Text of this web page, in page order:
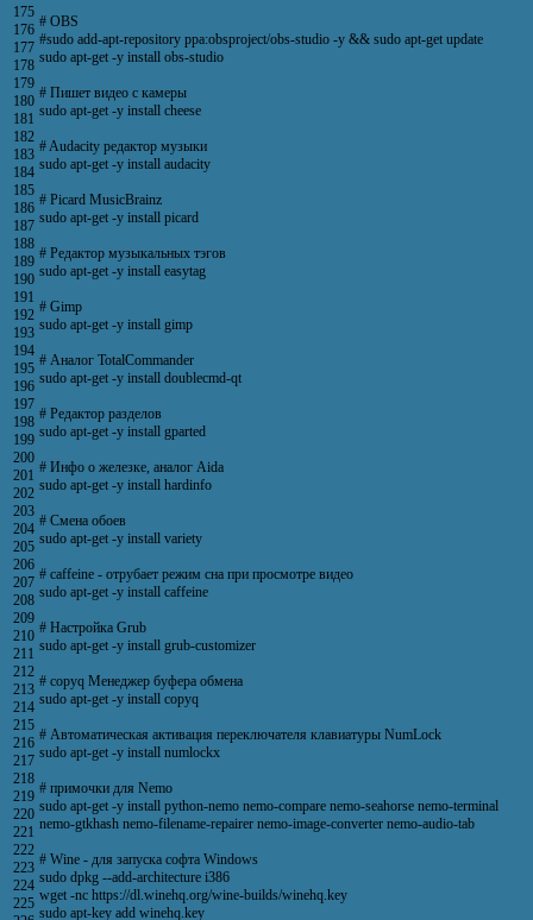
175
176
177
178
179
180
181
182
183
184
185
186
187
188
189
190
191
192
193
194
195
196
197
198
199
200
201
202
203
204
205
206
207
208
209
210
211
212
213
214
215
216
217
218
219
220
221
222
223
224
225
# OBS
#sudo add-apt-repository ppa:obsproject/obs-studio -y && sudo apt-get update
sudo apt-get -y install obs-studio
# Пишет видео с камеры
sudo apt-get -y install cheese
# Audacity редактор музыки
sudo apt-get -y install audacity
# Picard MusicBrainz
sudo apt-get -y install picard
# Редактор музыкальных тэгов
sudo apt-get -y install easytag
# Gimp
sudo apt-get -y install gimp
# Аналог TotalCommander
sudo apt-get -y install doublecmd-qt
# Редактор разделов
sudo apt-get -y install gparted
# Инфо о железке, аналог Aida
sudo apt-get -y install hardinfo
# Смена обоев
sudo apt-get -y install variety
# caffeine - отрубает режим сна при просмотре видео
sudo apt-get -y install caffeine
# Настройка Grub
sudo apt-get -y install grub-customizer
# copyq Менеджер буфера обмена
sudo apt-get -y install copyq
# Автоматическая активация переключателя клавиатуры NumLock
sudo apt-get -y install numlockx
# примочки для Nemo
sudo apt-get -y install python-nemo nemo-compare nemo-seahorse nemo-terminal
nemo-gtkhash nemo-filename-repairer nemo-image-converter nemo-audio-tab
# Wine - для запуска софта Windows
sudo dpkg --add-architecture i386
wget -nc https://dl.winehq.org/wine-builds/winehq.key
sudo apt-key add winehq.key